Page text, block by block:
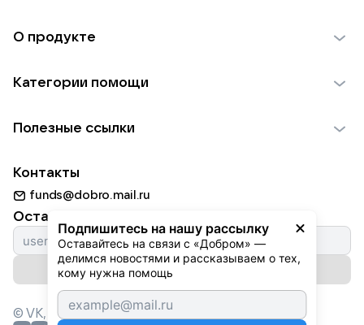
Подпишитесь на нашу рассылку
Оставайтесь на связи с «Добром» —
делимся новостями и рассказываем о тех,
кому нужна помощь
О продукте
Использование материалов
Для НКО
Партнерам
Категории помощи
Пожилым
Животным
Природе
Культуре
Фондам
Полезные ссылки
Добрый день
Истории
Автоплатежи
Контакты
funds@dobro.mail.ru
Оставайтесь с нами
Подписаться на рассылку
© VK, 2026г. Все права защищены.